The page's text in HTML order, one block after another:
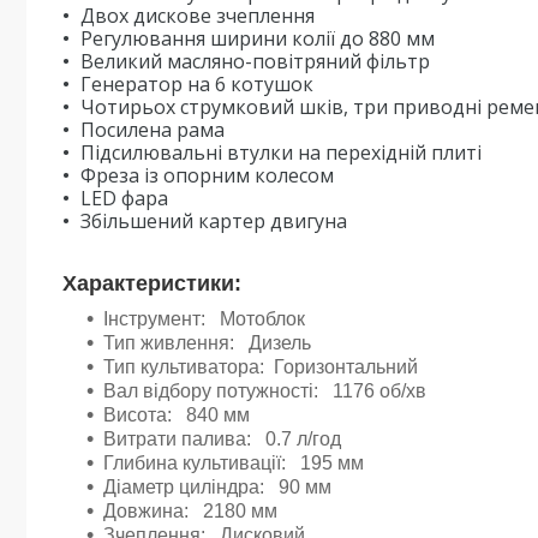
Двох дискове зчеплення
Регулювання ширини колії до 880 мм
Великий масляно-повітряний фільтр
Генератор на 6 котушок
Чотирьох струмковий шків, три приводні
Посилена рама
Підсилювальні втулки на перехідній плиті
Фреза із опорним колесом
LED фара
Збільшений картер двигуна
Характеристики:
Інструмент: Мотоблок
Тип живлення: Дизель
Тип культиватора: Горизонтальний
Вал відбору потужності: 1176 об/хв
Висота: 840 мм
Витрати палива: 0.7 л/год
Глибина культивації: 195 мм
Діаметр циліндра: 90 мм
Довжина: 2180 мм